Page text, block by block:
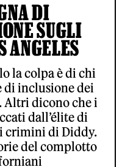
DI
SUGLI
ANGELES
la colpa è di chi
di inclusione dei
Altri dicono che i
dall’élite di
crimini di Diddy.
del complotto